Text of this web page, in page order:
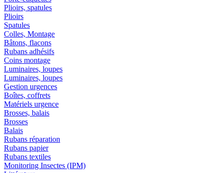
Plioirs, spatules
Plioirs
Spatules
Colles, Montage
Bâtons, flacons
Rubans adhésifs
Coins montage
Luminaires, loupes
Luminaires, loupes
Gestion urgences
Boîtes, coffrets
Matériels urgence
Brosses, balais
Brosses
Balais
Rubans réparation
Rubans papier
Rubans textiles
Monitoring Insectes (IPM)